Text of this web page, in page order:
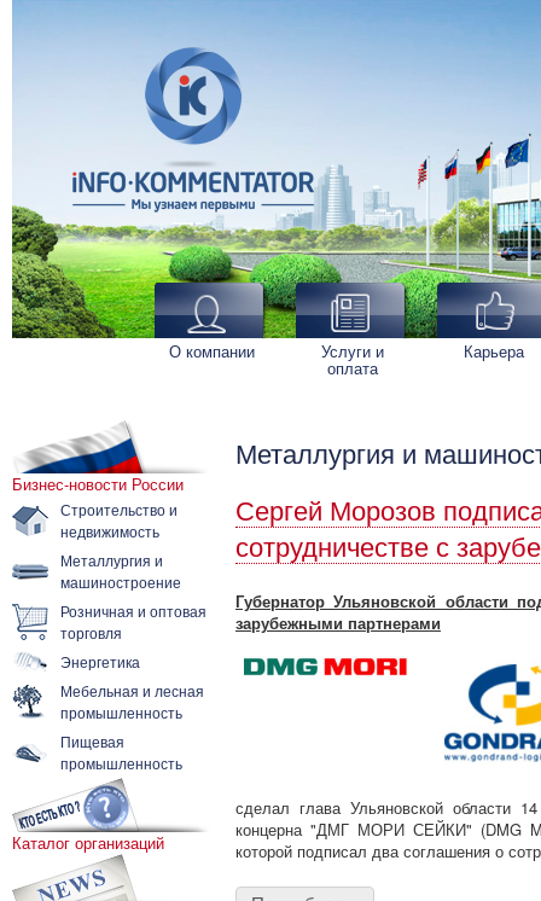
О компании Услуги и
оплата
Карьера
Бизнес-новости России
Строительство и
недвижимость
Металлургия и
машиностроение
Розничная и оптовая
торговля
Энергетика
Мебельная и лесная
промышленность
Пищевая
промышленность
Каталог организаций
Металлургия и
Сергей Морозов
сотрудничестве с
Губернатор Ульяновской области
зарубежными партнерами
сделал глава Ульяновской области
концерна "ДМГ МОРИ СЕЙКИ" (DMG
которой подписал два соглашения о